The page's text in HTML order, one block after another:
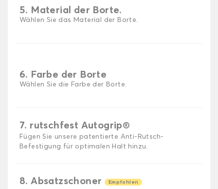
5. Material der Borte.
Wählen Sie das Material der Borte.
6. Farbe der Borte
Wählen Sie die Farbe der Borte.
7. rutschfest Autogrip®
Fügen Sie unsere patentierte Anti-Rutsch-
Befestigung für optimalen Halt hinzu.
8. Absatzschoner Empfohlen